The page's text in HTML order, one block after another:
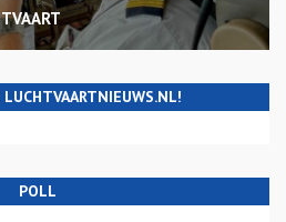
LUCHTVAARTNIEUWS.NL!
POLL